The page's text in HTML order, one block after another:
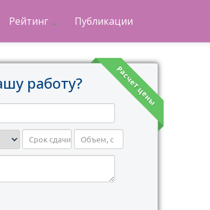
Рейтинг Публикации
Расчет цены
работу?